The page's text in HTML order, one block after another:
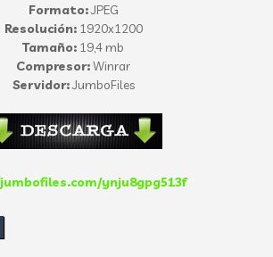
Formato:JPEG
Resolución:1920x1200
Tamaño: 19,4 mb
Compresor:Winrar
Servidor:JumboFiles
ynju8gpg513f